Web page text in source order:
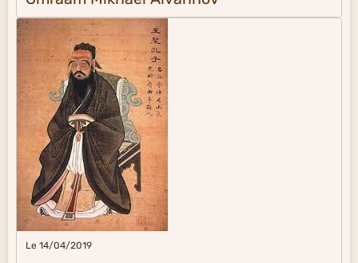
Le 14/04/2019